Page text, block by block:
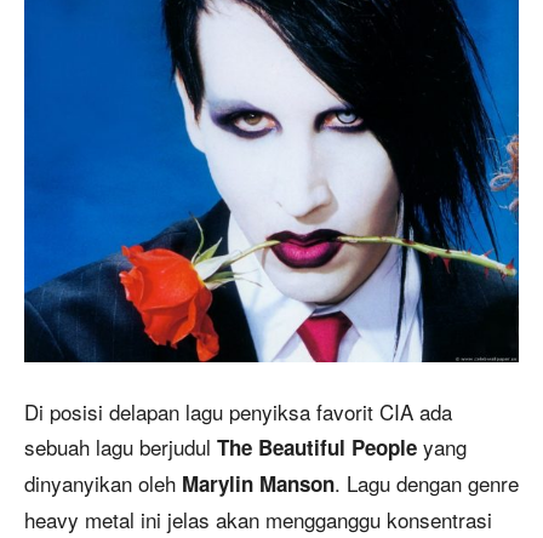
Di posisi delapan lagu penyiksa favorit CIA ada
sebuah lagu berjudul The Beautiful People yang
dinyanyikan oleh Marylin Manson. Lagu dengan genre
heavy metal ini jelas akan mengganggu konsentrasi